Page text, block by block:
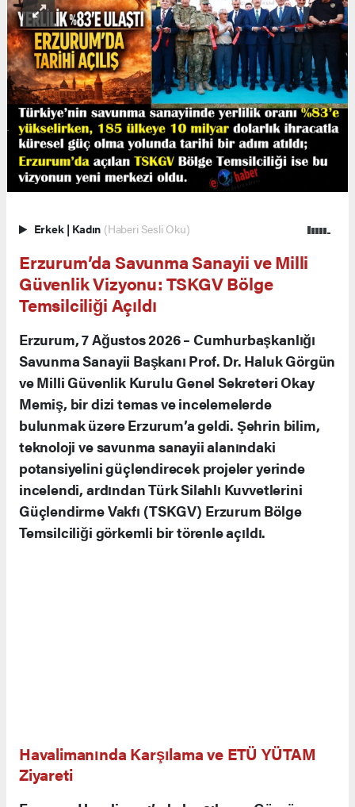
Erkek | Kadın (Haberi Sesli Oku)
Erzurum’da Savunma Sanayii ve Milli
Güvenlik Vizyonu: TSKGV Bölge
Temsilciliği Açıldı
Erzurum, 7 Ağustos 2026 – Cumhurbaşkanlığı
Savunma Sanayii Başkanı Prof. Dr. Haluk Görgün
ve Milli Güvenlik Kurulu Genel Sekreteri Okay
Memiş, bir dizi temas ve incelemelerde
bulunmak üzere Erzurum’a geldi. Şehrin bilim,
teknoloji ve savunma sanayii alanındaki
potansiyelini güçlendirecek projeler yerinde
incelendi, ardından Türk Silahlı Kuvvetlerini
Güçlendirme Vakfı (TSKGV) Erzurum Bölge
Temsilciliği görkemli bir törenle açıldı.
Havalimanında Karşılama ve ETÜ YÜTAM
Ziyareti